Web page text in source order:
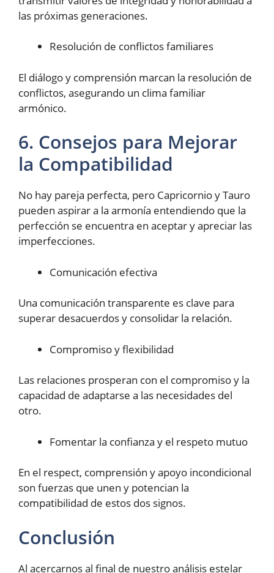
las próximas generaciones.
Resolución de conflictos familiares
El diálogo y comprensión marcan la resolución de
conflictos, asegurando un clima familiar
armónico.
6. Consejos para Mejorar
la Compatibilidad
No hay pareja perfecta, pero Capricornio y Tauro
pueden aspirar a la armonía entendiendo que la
perfección se encuentra en aceptar y apreciar las
imperfecciones.
Comunicación efectiva
Una comunicación transparente es clave para
superar desacuerdos y consolidar la relación.
Compromiso y flexibilidad
Las relaciones prosperan con el compromiso y la
capacidad de adaptarse a las necesidades del
otro.
Fomentar la confianza y el respeto mutuo
En el respect, comprensión y apoyo incondicional
son fuerzas que unen y potencian la
compatibilidad de estos dos signos.
Conclusión
Al acercarnos al final de nuestro análisis estelar